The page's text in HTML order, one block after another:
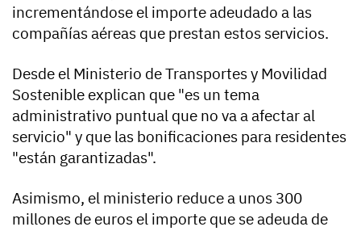
incrementándose el importe adeudado a las
compañías aéreas que prestan estos servicios.
Desde el Ministerio de Transportes y Movilidad
Sostenible explican que "es un tema
administrativo puntual que no va a afectar al
servicio" y que las bonificaciones para residentes
"están garantizadas".
Asimismo, el ministerio reduce a unos 300
millones de euros el importe que se adeuda de